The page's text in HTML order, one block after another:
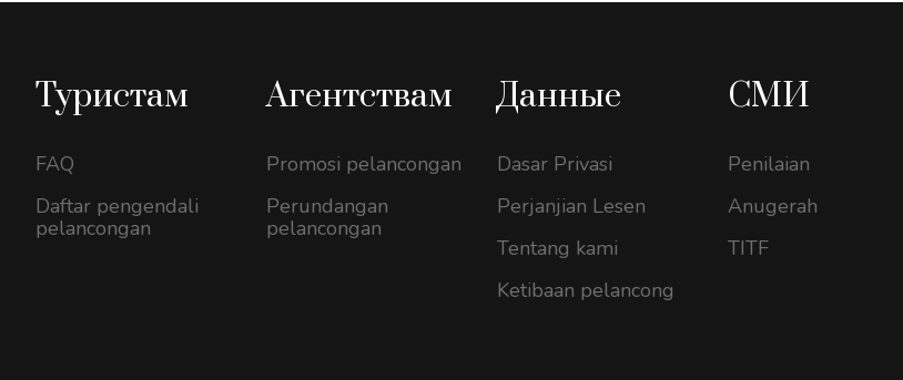
Туристам
FAQ
Daftar pengendali
pelancongan
Агентствам
Promosi pelancongan
Perundangan
pelancongan
Данные
Dasar Privasi
Perjanjian Lesen
Tentang kami
Ketibaan pelancong
СМИ
Penilaian
Anugerah
TITF